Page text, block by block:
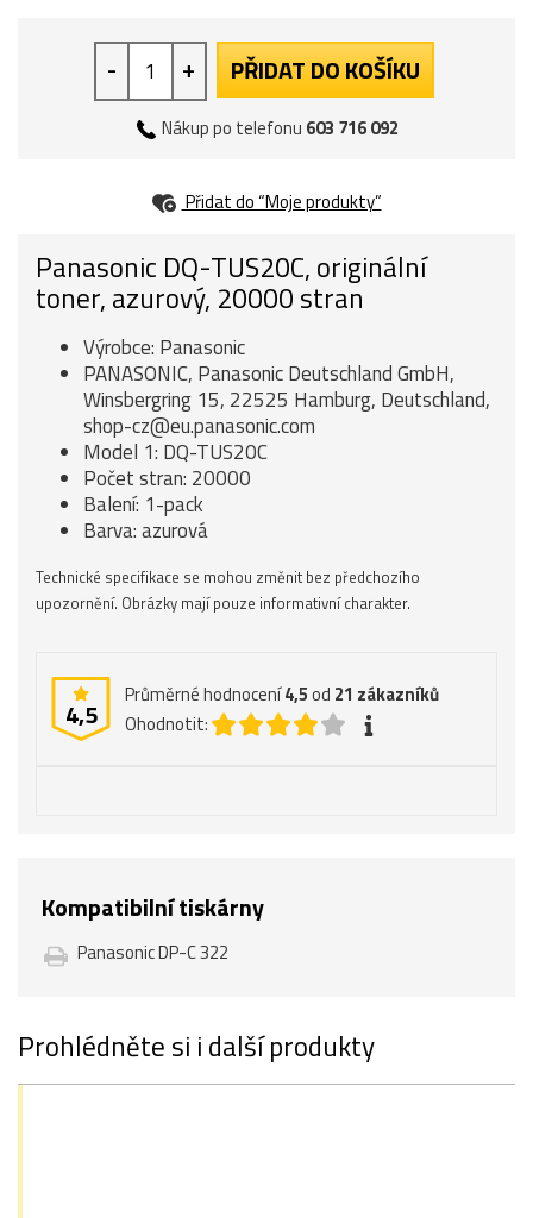
- + PŘIDAT DO KOŠÍKU
Nákup po telefonu 603 716 092
Přidat do “Moje produkty”
Panasonic DQ-TUS20C, originální
toner, azurový, 20000 stran
Výrobce: Panasonic
PANASONIC, Panasonic Deutschland GmbH,
Winsbergring 15, 22525 Hamburg, Deutschland,
shop-cz@eu.panasonic.com
Model 1: DQ-TUS20C
Počet stran: 20000
Balení: 1-pack
Barva: azurová
Technické specifikace se mohou změnit bez předchozího
upozornění. Obrázky mají pouze informativní charakter.
4,5
Průměrné hodnocení4,5od 21 zákazníků
Ohodnotit:
Kompatibilní tiskárny
Panasonic DP-C 322
Prohlédněte si i další produkty